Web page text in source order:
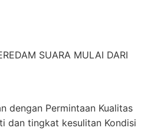
SUARA MULAI DARI
dengan Permintaan Kualitas
dan tingkat kesulitan Kondisi